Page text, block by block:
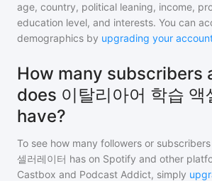
age, country, political leaning, income,
education level, and interests. You can
demographics by upgrading your
How many subscribers
does 이탈리아어 학습 액
have?
To see how many followers or subscribers
셀러레이터 has on Spotify and other
Castbox and Podcast Addict, simply